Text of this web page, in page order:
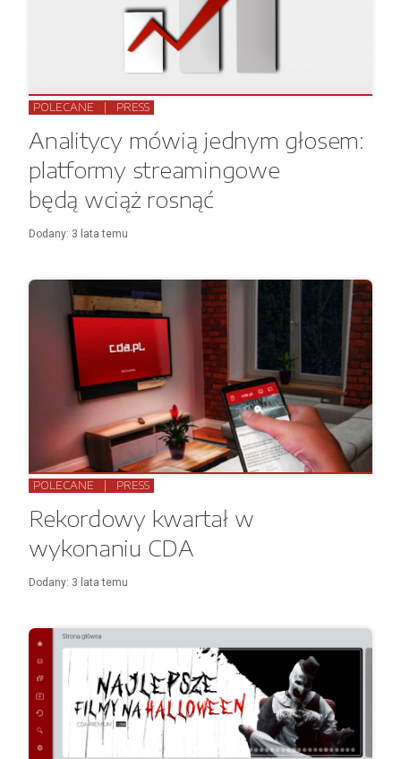
POLECANE PRESS
Analitycy mówią jednym głosem:
platformy streamingowe
będą wciąż rosnąć
Dodany: 3 lata temu
POLECANE PRESS
Rekordowy kwartał w
wykonaniu CDA
Dodany: 3 lata temu